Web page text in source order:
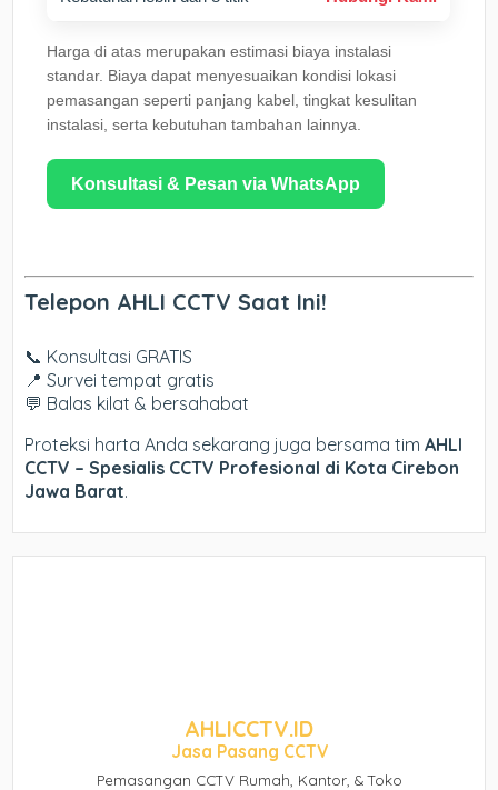
Harga di atas merupakan estimasi biaya instalasi
standar. Biaya dapat menyesuaikan kondisi lokasi
pemasangan seperti panjang kabel, tingkat kesulitan
instalasi, serta kebutuhan tambahan lainnya.
Konsultasi & Pesan via WhatsApp
Telepon AHLI CCTV Saat Ini!
📞 Konsultasi GRATIS
📍 Survei tempat gratis
💬 Balas kilat & bersahabat
Proteksi harta Anda sekarang juga bersama timAHLI
CCTV – Spesialis CCTV Profesional di Kota Cirebon
Jawa Barat.
AHLICCTV.ID
Jasa Pasang CCTV
Pemasangan CCTV Rumah, Kantor, & Toko